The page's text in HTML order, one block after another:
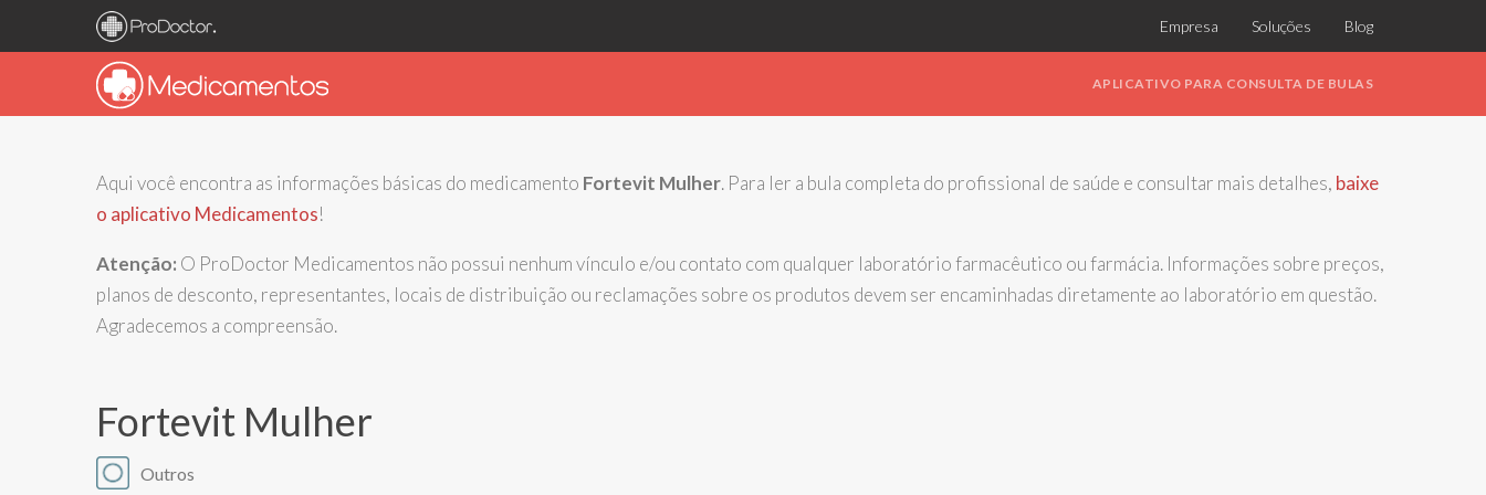
Empresa Soluções Blog
APLICATIVO PARA CONSULTA DE BULAS
Aqui você encontra as informações básicas do medicamento Fortevit Mulher. Para ler a bula completa do profissional de saúde e consultar mais detalhes, baixe
o aplicativo Medicamentos!
Atenção: O ProDoctor Medicamentos não possui nenhum vínculo e/ou contato com qualquer laboratório farmacêutico ou farmácia. Informações sobre preços,
planos de desconto, representantes, locais de distribuição ou reclamações sobre os produtos devem ser encaminhadas diretamente ao laboratório em questão.
Agradecemos a compreensão.
Fortevit Mulher
Outros